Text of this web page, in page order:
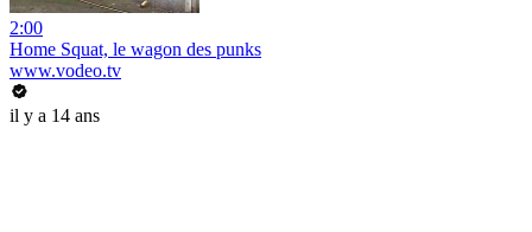
2:00
Home Squat, le wagon des punks
www.vodeo.tv
il y a 14 ans